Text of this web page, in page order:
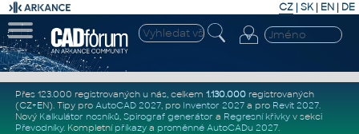
CZ | SK| EN | DE
Přes 123.000 registrovaných u nás, celkem 1.130.000registrovaných
(CZ+EN). Tipy pro AutoCAD 2027, pro Inventor 2027a pro Revit 2027.
Nový Kalkulátor nosníků, Spirograf generátor a Regresní křivkyv sekci
Převodníky. Kompletní příkazya proměnné AutoCADu 2027.